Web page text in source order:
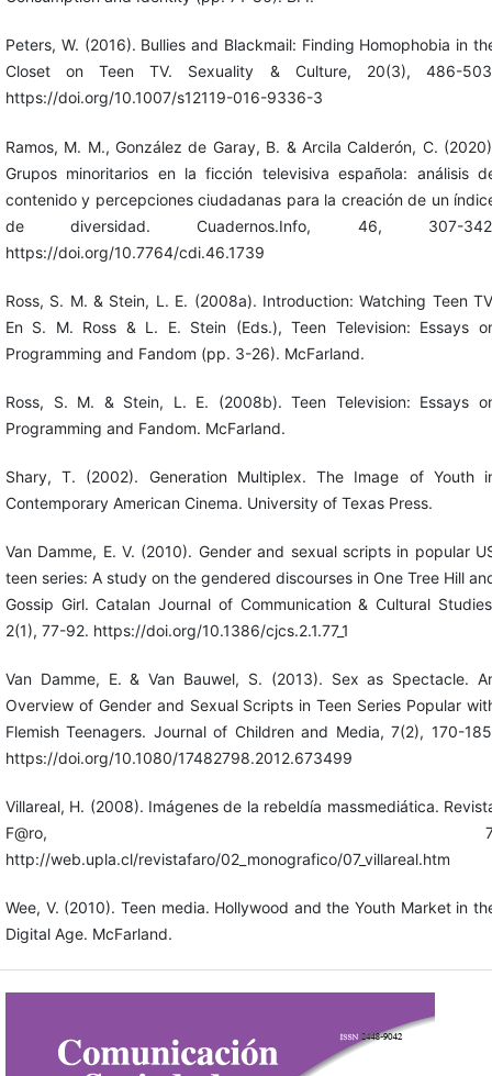
Peters, W. (2016). Bullies and Blackmail: Finding Homophobia in
Closet on Teen TV. Sexuality & Culture, 20(3), 486-
https://doi.org/10.1007/s12119-016-9336-3
Ramos, M. M., González de Garay, B. & Arcila Calderón, C.
Grupos minoritarios en la ficción televisiva española: análisis
contenido y percepciones ciudadanas para la creación de un
de diversidad. Cuadernos.Info, 46, 307-
https://doi.org/10.7764/cdi.46.1739
Ross, S. M. & Stein, L. E. (2008a). Introduction: Watching Teen
En S. M. Ross & L. E. Stein (Eds.), Teen Television: Essays
Programming and Fandom (pp. 3-26). McFarland.
Ross, S. M. & Stein, L. E. (2008b). Teen Television: Essays
Programming and Fandom. McFarland.
Shary, T. (2002). Generation Multiplex. The Image of Youth
Contemporary American Cinema. University of Texas Press.
Van Damme, E. V. (2010). Gender and sexual scripts in popular
teen series: A study on the gendered discourses in One Tree Hill
Gossip Girl. Catalan Journal of Communication & Cultural
2(1), 77-92. https://doi.org/10.1386/cjcs.2.1.77_1
Van Damme, E. & Van Bauwel, S. (2013). Sex as Spectacle.
Overview of Gender and Sexual Scripts in Teen Series Popular
Flemish Teenagers. Journal of Children and Media, 7(2), 170-
https://doi.org/10.1080/17482798.2012.673499
Villareal, H. (2008). Imágenes de la rebeldía massmediática.
F@ro,
http://web.upla.cl/revistafaro/02_monografico/07_villareal.htm
Wee, V. (2010). Teen media. Hollywood and the Youth Market in
Digital Age. McFarland.